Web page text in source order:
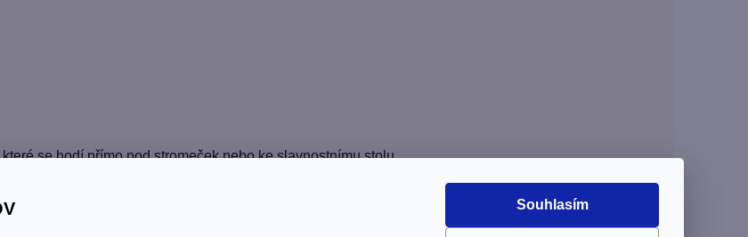
Souhlasím
se hodí přímo pod stromeček nebo ke slavnostnímu stolu.